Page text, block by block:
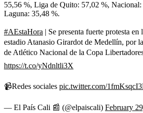
55,56 %, Liga de Quito: 57,02 %,
Laguna: 35,48 %.
#AEstaHora | Se presenta fuerte protesta en
estadio Atanasio Girardot de Medellín, por
de Atlético Nacional de la Copa
https://t.co/yNdnltli3X
📹Redes sociales pic.twitter.com/
— El País Cali 📰 (@elpaiscali) February